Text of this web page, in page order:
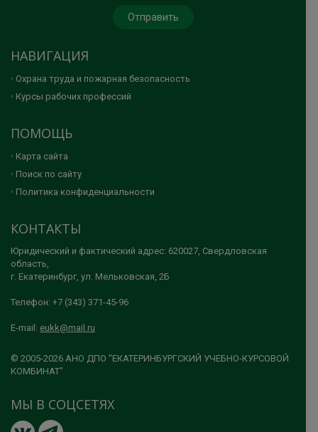
НАВИГАЦИЯ
Охрана труда и пожарная безопасность
Курсы рабочих профессий
ПОМОЩЬ
Карта сайта
Поиск по сайту
Политика конфиденциальности
КОНТАКТЫ
Юридический и фактический адрес: 620027, Свердловская
область,
г. Екатеринбург, ул. Мельковская, 2Б
Телефон: +7 (343) 371-45-96
E-mail: eukk@mail.ru
© 2005-2026 АНО ДПО "ЕКАТЕРИНБУРГСКИЙ УЧЕБНО-КУРСОВОЙ
КОМБИНАТ"
МЫ В СОЦСЕТЯХ